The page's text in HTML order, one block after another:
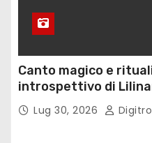
Canto magico e
introspettivo di
Lug 30, 2026